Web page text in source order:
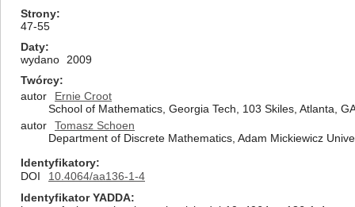
Strony
47-55
Daty
wydano
2009
Twórcy
autor
Ernie Croot
School of Mathematics, Georgia Tech, 103 Skiles, Atlanta,
autor
Tomasz Schoen
Department of Discrete Mathematics, Adam Mickiewicz
Identyfikatory
DOI
10.4064/aa136-1-4
Identyfikator YADDA